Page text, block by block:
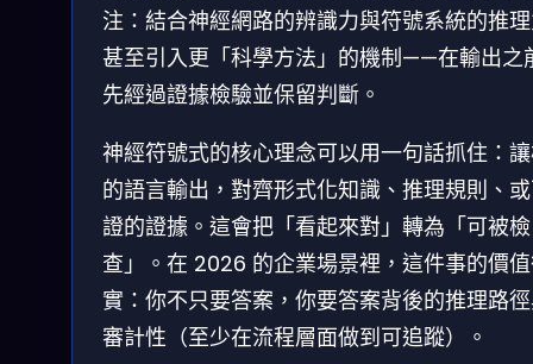
注：結合神經網路的辨識力與符號系統的推
甚至引入更「科學方法」的機制——在輸出之
先經過證據檢驗並保留判斷。
神經符號式的核心理念可以用一句話抓住：
的語言輸出，對齊形式化知識、推理規則、
證的證據。這會把「看起來對」轉為「可被檢
查」。在 2026 的企業場景裡，這件事的價
實：你不只要答案，你要答案背後的推理路
審計性（至少在流程層面做到可追蹤）。